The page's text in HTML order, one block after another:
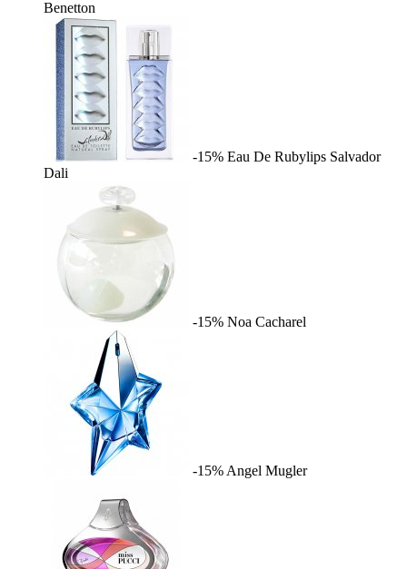
Benetton
-15% Eau De Rubylips Salvador
Dali
-15% Noa Cacharel
-15% Angel Mugler